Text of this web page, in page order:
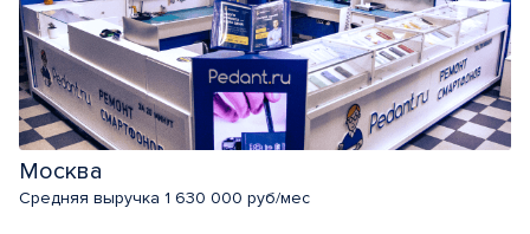
Москва
Средняя выручка 1 630 000 руб/мес